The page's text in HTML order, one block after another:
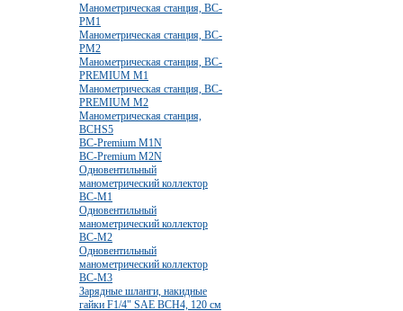
Манометрическая станция, BC-
PM1
Манометрическая станция, BC-
PM2
Манометрическая станция, BC-
PREMIUM M1
Манометрическая станция, BC-
PREMIUM M2
Манометрическая станция,
BCHS5
BC-Premium M1N
BC-Premium M2N
Одновентильный
манометрический коллектор
BC-M1
Одновентильный
манометрический коллектор
BC-M2
Одновентильный
манометрический коллектор
BC-M3
Зарядные шланги, накидные
гайки F1/4" SAE BCH4, 120 cм